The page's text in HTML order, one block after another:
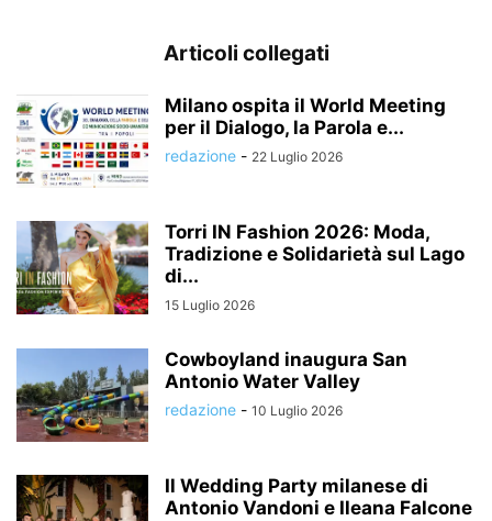
Articoli collegati
Milano ospita il World Meeting
per il Dialogo, la Parola e...
redazione - 22 Luglio 2026
Torri IN Fashion 2026: Moda,
Tradizione e Solidarietà sul Lago
di...
15 Luglio 2026
Cowboyland inaugura San
Antonio Water Valley
redazione - 10 Luglio 2026
Il Wedding Party milanese di
Antonio Vandoni e Ileana Falcone